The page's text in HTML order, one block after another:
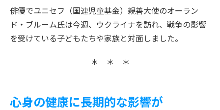
俳優でユニセフ（国連児童基金）親善大使のオーラン
ド・ブルーム氏は今週、ウクライナを訪れ、戦争の影響
を受けている子どもたちや家族と対面しました。
＊ ＊ ＊
心身の健康に長期的な影響が